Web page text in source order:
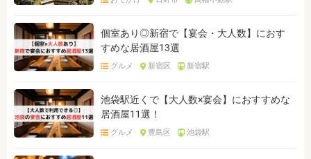
個室あり◎新宿で【宴会・大人数】におす
すめな居酒屋13選
グルメ 新宿区 新宿駅
池袋駅近くで【大人数×宴会】におすすめな
居酒屋11選！
グルメ 豊島区 池袋駅